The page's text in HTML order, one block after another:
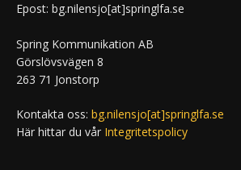
Epost: bg.nilensjo[at]springlfa.se
Spring Kommunikation AB
Görslövsvägen 8
263 71 Jonstorp
Kontakta oss: bg.nilensjo[at]springlfa.se
Här hittar du vår Integritetspolicy